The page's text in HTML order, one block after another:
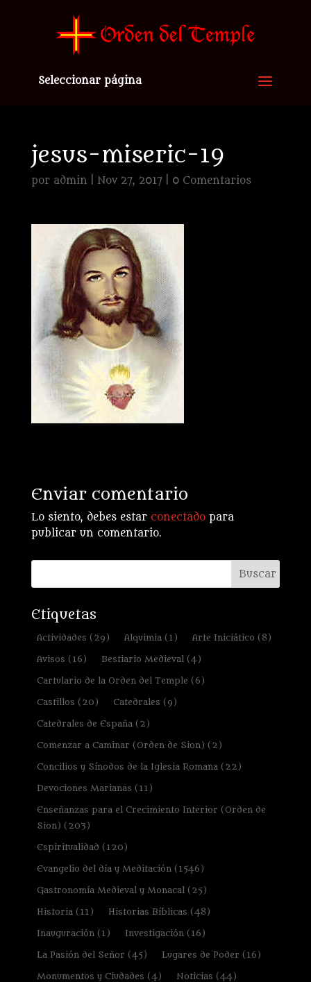
Seleccionar página
jesus-miseric-19
por admin Nov 27, 2017| 0 Comentarios
Enviar comentario
Lo siento, debes estar conectadopara
publicar un comentario.
Etiquetas
Actividades (29) Alquimia(1) Arte Iniciático (8)
Avisos (16) Bestiario Medieval(4)
Cartulario de la Orden del Temple (6)
Castillos (20) Catedrales (9)
Catedrales de España(2)
Comenzar a Caminar (Orden de Sion) (2)
Concilios y Sínodos de la Iglesia Romana(22)
Devociones Marianas (11)
Enseñanzas para el Crecimiento Interior (Orden de
Sion) (203)
Espiritualidad (120)
Evangelio del día y Meditación(1546)
Gastronomía Medieval y Monacal(25)
Historia(11) Historias Bíblicas (48)
Inauguración(1) Investigación(16)
La Pasión del Señor (45) Lugares de Poder (16)
Monumentos y Ciudades (4) Noticias (44)